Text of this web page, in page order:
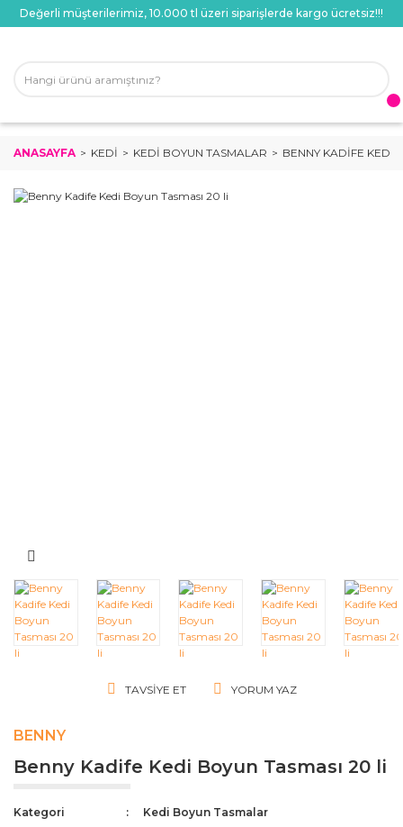
Değerli müşterilerimiz, 10.000 tl üzeri siparişlerde kargo ücretsiz!!!
ANASAYFA KEDI KEDI BOYUN TASMALAR BENNY KADIFE KEDI
TAVSIYE ET YORUM YAZ
BENNY
Benny Kadife Kedi Boyun Tasması 20 li
Kategori
Kedi Boyun Tasmalar